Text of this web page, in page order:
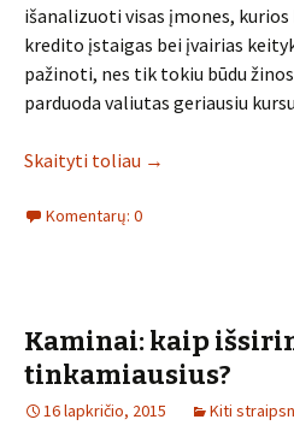
išanalizuoti visas įmones, kurios
kredito įstaigas bei įvairias
pažinoti, nes tik tokiu būdu
parduoda valiutas geriausiu
Skaityti toliau →
Komentarų: 0
Kaminai: kaip
tinkamiausius?
16 lapkričio, 2015 Kiti